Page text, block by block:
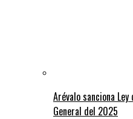
Arévalo sanciona
General del 2025